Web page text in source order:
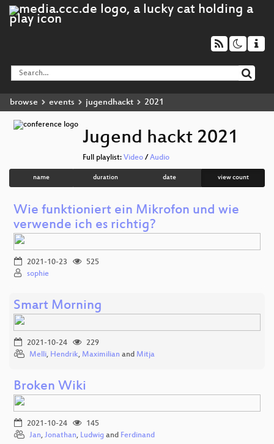
browse events jugendhackt 2021
Jugend hackt 2021
Full playlist: Video / Audio
name duration date view count
Wie funktioniert ein Mikrofon und wie
verwende ich es richtig?
2021-10-23
525
sophie
Smart Morning
2021-10-24
229
Melli, Hendrik, Maximilian and Mitja
Broken Wiki
2021-10-24
145
Jan, Jonathan, Ludwig and Ferdinand